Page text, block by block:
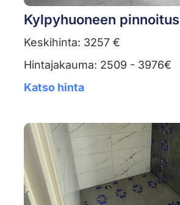
Kylpyhuoneen pinnoitus
Keskihinta: 3257 €
Hintajakauma: 2509 - 3976€
Katso hinta